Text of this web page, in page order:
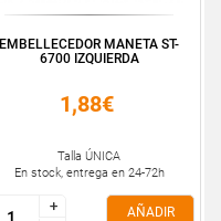
EMBELLECEDOR MANETA ST-
6700 IZQUIERDA
1,88€
Talla ÚNICA
En stock, entrega en 24-72h
+
+
AÑADIR